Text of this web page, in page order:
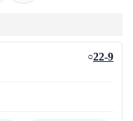
○22-9